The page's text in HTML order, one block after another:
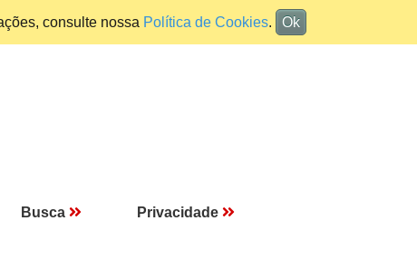
consulte nossa Política de Cookies. Ok
Busca Privacidade